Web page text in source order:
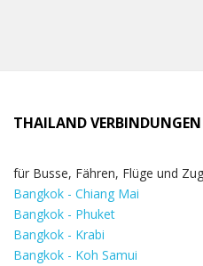
THAILAND
für Busse, Fähren, Flüge und
Bangkok - Chiang Mai
Bangkok - Phuket
Bangkok - Krabi
Bangkok - Koh Samui